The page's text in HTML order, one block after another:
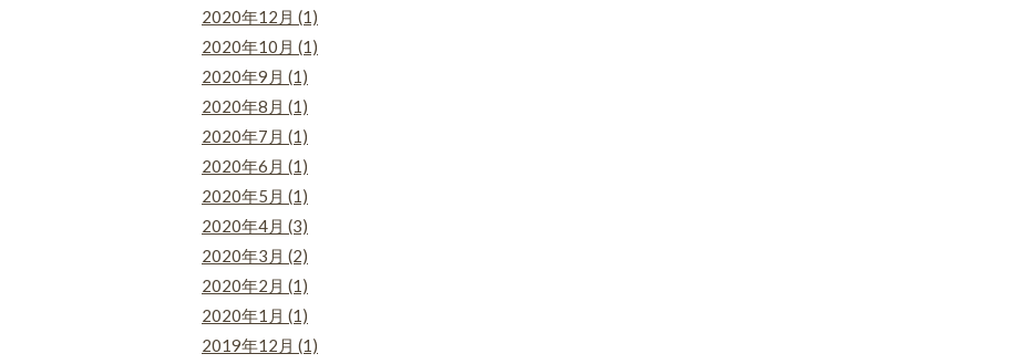
2020年12月 (1)
2020年10月 (1)
2020年9月 (1)
2020年8月 (1)
2020年7月 (1)
2020年6月 (1)
2020年5月 (1)
2020年4月 (3)
2020年3月 (2)
2020年2月 (1)
2020年1月 (1)
2019年12月 (1)